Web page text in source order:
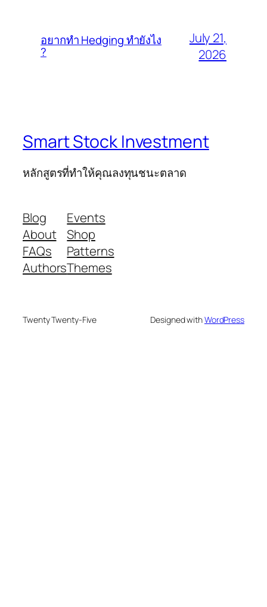
อยากทำ Hedging ทำยังไง
?
July 21,
2026
Smart Stock Investment
หลักสูตรที่ทำให้คุณลงทุนชนะตลาด
Blog
About
FAQs
Authors
Events
Shop
Patterns
Themes
Twenty Twenty-Five Designed withWordPress